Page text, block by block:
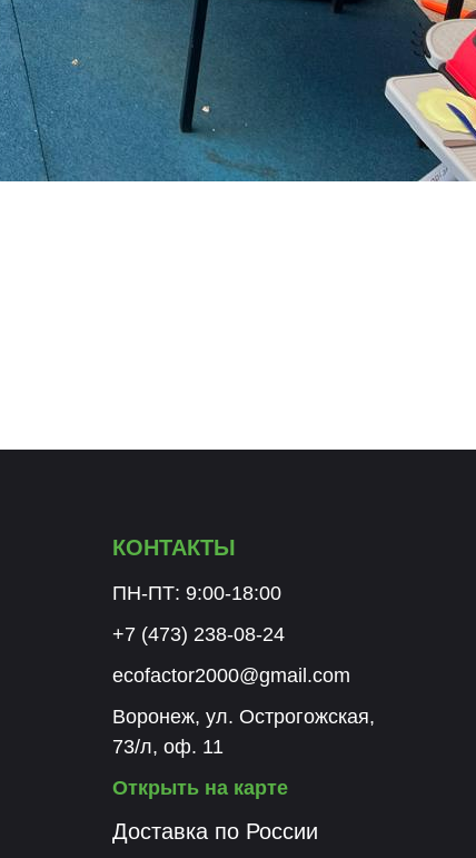
КОНТАКТЫ
ПН-ПТ: 9:00-18:00
+7 (473) 238-08-24
ecofactor2000@gmail.com
Воронеж, ул. Острогожская,
73/л, оф. 11
Открыть на карте
Доставка по России